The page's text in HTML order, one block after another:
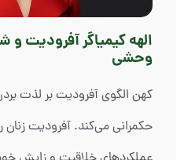
الهه کیمیاگر آفرودیت
وحشی
کهن الگوی آفرودیت بر لذت
حکمرانی می‌کند. آفرودیت زنان